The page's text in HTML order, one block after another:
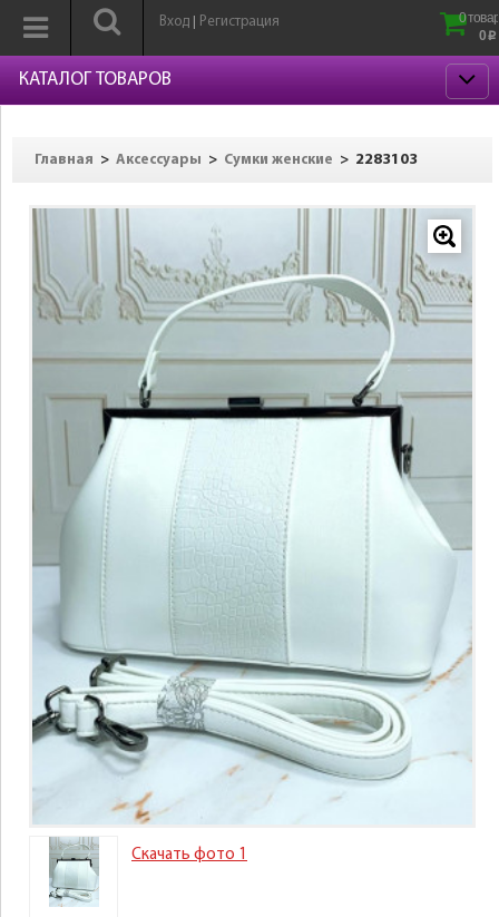
Вход Регистрация
0
0 p
КАТАЛОГ ТОВАРОВ
Главная > Аксессуары > Сумки женские > 2283103
Скачать фото 1